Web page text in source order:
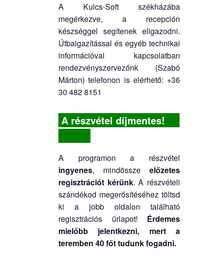
A Kulcs-Soft székházába
megérkezve, a recepción
készséggel segítenek eligazodni.
Útbaigazítással és egyéb technikai
információval kapcsolatban
rendezvényszervezőnk (Szabó
Márton) telefonon is elérhető: +36
30 482 8151
A részvétel díjmentes!
A programon a részvétel
ingyenes, mindössze előzetes
regisztrációt kérünk. A részvételi
szándékod megerősítéséhez töltsd
ki a jobb oldalon található
regisztrációs űrlapot! Érdemes
mielőbb jelentkezni, mert a
teremben 40 főt tudunk fogadni.